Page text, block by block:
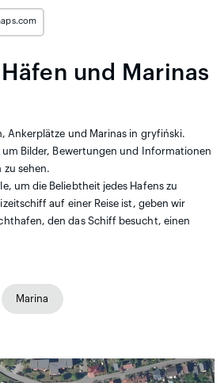
und Marinas
Ankerplätze und Marinas in gryfiński.
um Bilder, Bewertungen und Informationen
zu sehen.
um die Beliebtheit jedes Hafens zu
auf einer Reise ist, geben wir
den das Schiff besucht, einen
Marina